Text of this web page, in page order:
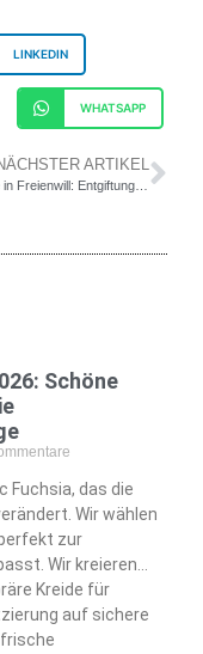
LINKEDIN
WHATSAPP
ARTIKEL
Haarpflege in Freienwill: Entgiftung & Reparatur bei Hair Queens & Kings
Schöne
Fuchsia, das die
Wir wählen
zur
Wir kreieren
zur
Kreide für
auf sichere